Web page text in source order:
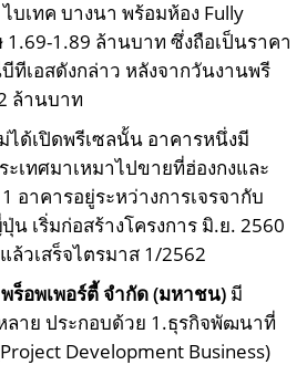
เทค บางนา พร้อมห้อง Fully
1.69-1.89 ล้านบาท ซึ่งถือเป็นราคา
เอสดังกล่าว หลังจากวันงานพรี
ล้านบาท
ด้เปิดพรีเซลนั้น อาคารหนึ่งมี
เทศมาเหมาไปขายที่ฮ่องกงและ
าคารอยู่ระหว่างการเจรจากับ
เริ่มก่อสร้างโครงการ มิ.ย. 2560
ล้วเสร็จไตรมาส 1/2562
ร็อพเพอร์ตี้ จำกัด (มหาชน) มี
ลาย ประกอบด้วย 1.ธุรกิจพัฒนาที่
Development Business)